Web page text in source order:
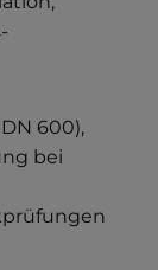
600),
bei